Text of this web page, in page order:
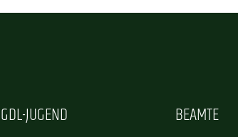
GDL-JUGEND BEAMTE